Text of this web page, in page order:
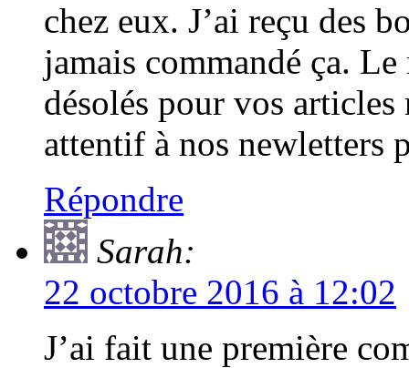
chez eux. J’ai reçu des
jamais commandé ça.
désolés pour vos
attentif à nos newletters
Répondre
Sarah:
22 octobre 2016 à 12:02
J’ai fait une première